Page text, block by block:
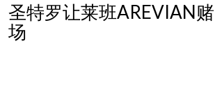
圣特罗让莱班AREVIAN赌
场